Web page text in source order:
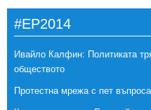
#EP2014
Ивайло Калфин: Политиката
обществото
Протестна мрежа с пет